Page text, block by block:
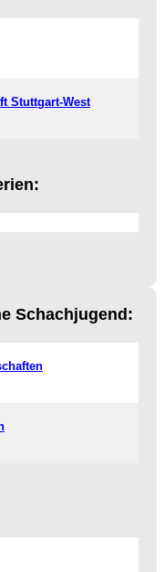
Stuttgart-West
Schachjugend: